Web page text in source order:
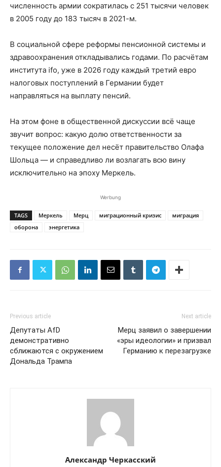
численность армии сократилась с 251 тысячи человек
в 2005 году до 183 тысяч в 2021-м.
В социальной сфере реформы пенсионной системы и
здравоохранения откладывались годами. По расчётам
института ifo, уже в 2026 году каждый третий евро
налоговых поступлений в Германии будет
направляться на выплату пенсий.
На этом фоне в общественной дискуссии всё чаще
звучит вопрос: какую долю ответственности за
текущее положение дел несёт правительство Олафа
Шольца — и справедливо ли возлагать всю вину
исключительно на эпоху Меркель.
Werbung
TAGS Меркель Мерц миграционный кризис
миграция
оборона
энергетика
Previous article
Депутаты AfD
демонстративно
сближаются с окружением
Дональда Трампа
Next article
Мерц заявил о завершении
«эры идеологии» и призвал
Германию к перезагрузке
Александр Черкасский